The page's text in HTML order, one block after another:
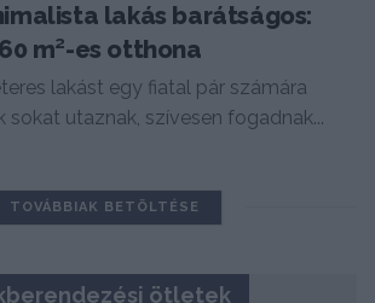
lakás barátságos:
m²-es otthona
lakást egy fiatal pár számára
sokat utaznak, szívesen fogadnak...
TOVÁBBIAK BETÖLTÉSE
ötletek